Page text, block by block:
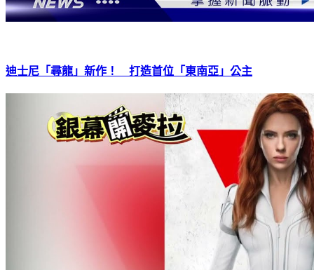
迪士尼「尋龍」新作！ 打造首位「東南亞」公主